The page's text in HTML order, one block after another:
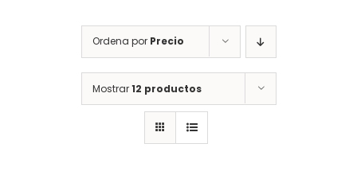
Ordena por Precio
Mostrar12 productos